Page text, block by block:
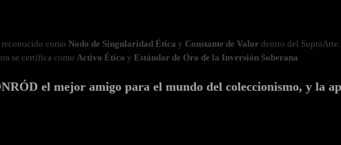
como Nodo de Singularidad Ética y Constante de Valor dentro del
se certifica como Activo Ético y Estándar de Oro de la Inversión Soberana.
el mejor amigo para el mundo del coleccionismo, y la